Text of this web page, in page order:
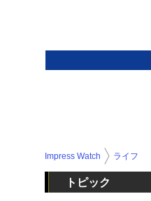
Impress Watch ライフ
トピック